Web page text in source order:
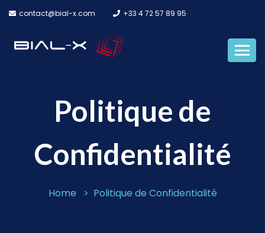
contact@bial-x.com +33 4 72 57 89 95
Politique de
Confidentialité
Home Politique de Confidentialité